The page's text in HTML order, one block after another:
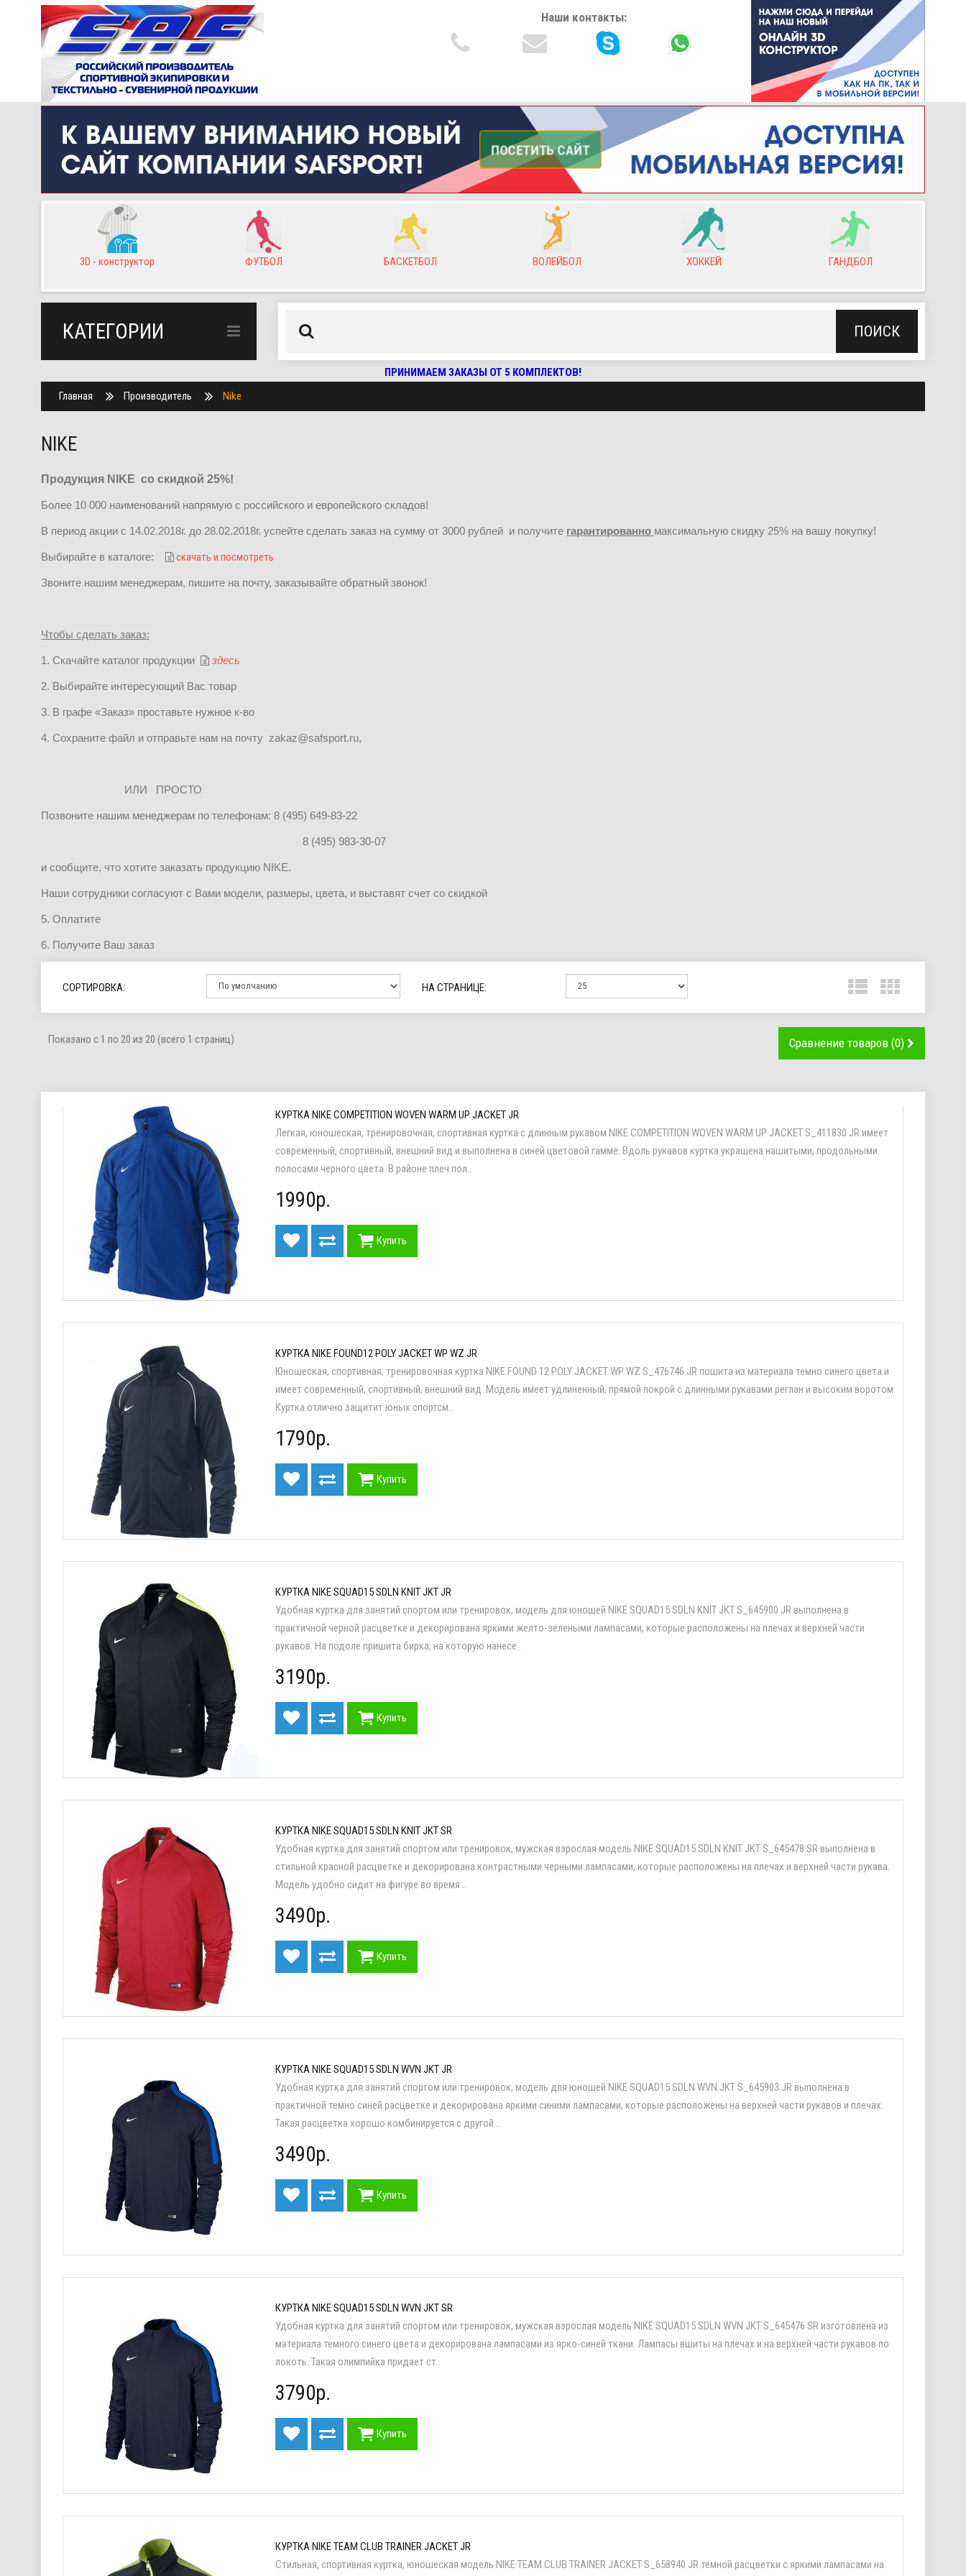
Наши контакты:
ФУТБОЛ БАСКЕТБОЛ ВОЛЕЙБОЛ ХОККЕЙ ГАНДБОЛ РЕГБИ
КАТЕГОРИИ ПОИСК
ПРИНИМАЕМ ЗАКАЗЫ ОТ 5 КОМПЛЕКТОВ!
Главная
Производитель Nike
NIKE
Продукция NIKE со скидкой 25%!
Более 10 000 наименований напрямую с российского и европейского складов!
В период акции с 14.02.2018г. до 28.02.2018г. успейте сделать заказ на сумму от 3000 рублей и получите гарантированно максимальную скидку 25% на вашу покупку!
Выбирайте в каталоге: скачать и посмотреть
Звоните нашим менеджерам, пишите на почту, заказывайте обратный звонок!
Чтобы сделать заказ:
1. Скачайте каталог продукции здесь
2. Выбирайте интересующий Вас товар
3. В графе «Заказ» проставьте нужное к-во
4. Сохраните файл и отправьте нам на почту zakaz@safsport.ru,
ИЛИ ПРОСТО
Позвоните нашим менеджерам по телефонам: 8 (495) 649-83-22
8 (495) 983-30-07
и сообщите, что хотите заказать продукцию NIKE.
Наши сотрудники согласуют с Вами модели, размеры, цвета, и выставят счет со скидкой
5. Оплатите
6. Получите Ваш заказ
СОРТИРОВКА: НА СТРАНИЦЕ:
Показано с 1 по 20 из 20 (всего 1 страниц) Сравнение товаров (0)
КУРТКА NIKE COMPETITION WOVEN WARM UP JACKET JR
Легкая, юношеская, тренировочная, спортивная куртка с длинным рукавом NIKE COMPETITION WOVEN WARM UP JACKET S_411830 JR имеет
современный, спортивный, внешний вид и выполнена в синей цветовой гамме. Вдоль рукавов куртка украшена нашитыми, продольными
полосами черного цвета. В районе плеч пол..
1990р.
Купить
КУРТКА NIKE FOUND12 POLY JACKET WP WZ JR
Юношеская, спортивная, тренировочная куртка NIKE FOUND 12 POLY JACKET WP WZ S_476746 JR пошита из материала темно синего цвета и
имеет современный, спортивный, внешний вид. Модель имеет удлиненный, прямой покрой с длинными рукавами реглан и высоким воротом.
Куртка отлично защитит юных спортсм..
1790р.
Купить
КУРТКА NIKE SQUAD15 SDLN KNIT JKT JR
Удобная куртка для занятий спортом или тренировок, модель для юношей NIKE SQUAD15 SDLN KNIT JKT S_645900 JR выполнена в
практичной черной расцветке и декорирована яркими желто-зелеными лампасами, которые расположены на плечах и верхней части
рукавов. На подоле пришита бирка, на которую нанесе..
3190р.
Купить
КУРТКА NIKE SQUAD15 SDLN KNIT JKT SR
Удобная куртка для занятий спортом или тренировок, мужская взрослая модель NIKE SQUAD15 SDLN KNIT JKT S_645478 SR выполнена в
стильной красной расцветке и декорирована контрастными черными лампасами, которые расположены на плечах и верхней части рукава.
Модель удобно сидит на фигуре во время ..
3490р.
Купить
КУРТКА NIKE SQUAD15 SDLN WVN JKT JR
Удобная куртка для занятий спортом или тренировок, модель для юношей NIKE SQUAD15 SDLN WVN JKT S_645903 JR выполнена в
практичной темно синей расцветке и декорирована яркими синими лампасами, которые расположены на верхней части рукавов и плечах.
Такая расцветка хорошо комбинируется с другой ..
3490р.
Купить
КУРТКА NIKE SQUAD15 SDLN WVN JKT SR
Удобная куртка для занятий спортом или тренировок, мужская взрослая модель NIKE SQUAD15 SDLN WVN JKT S_645476 SR изготовлена из
материала темного синего цвета и декорирована лампасами из ярко-синей ткани. Лампасы вшиты на плечах и на верхней части рукавов по
локоть. Такая олимпийка придает ст..
3790р.
Купить
КУРТКА NIKE TEAM CLUB TRAINER JACKET JR
Стильная, спортивная куртка, юношеская модель NIKE TEAM CLUB TRAINER JACKET S_658940 JR темной расцветки с яркими лампасами на